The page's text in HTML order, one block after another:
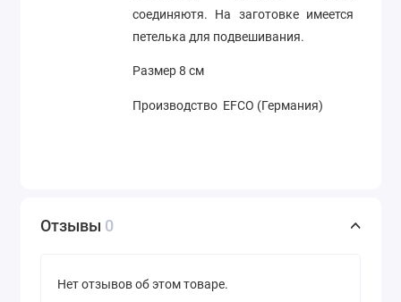
соединяютя. На заготовке имеется
петелька для подвешивания.
Размер 8 см
Производство EFCO (Германия)
Отзывы 0
Нет отзывов об этом товаре.